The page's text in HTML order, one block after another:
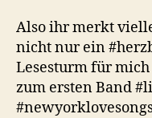
Also ihr merkt
nicht nur ein
Lesesturm für mich
zum ersten Band